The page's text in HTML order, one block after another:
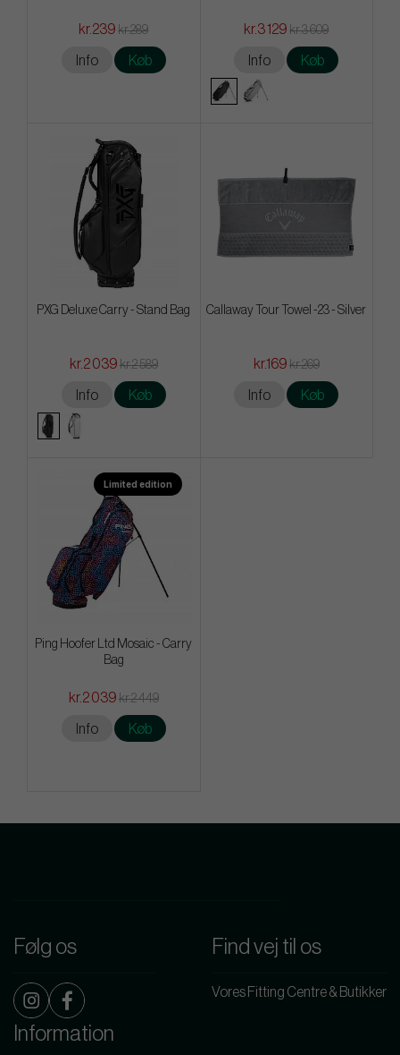
kr.239 kr.289
Info Køb
kr.3 129 kr.3 609
Info Køb
PXG Deluxe Carry - Stand Bag
kr.2 039 kr.2 589
Info Køb
Callaway Tour Towel -23 - Silver
kr.169 kr.269
Info Køb
Limited edition
Ping Hoofer Ltd Mosaic - Carry
Bag
kr.2 039 kr.2 449
Info Køb
Følg os Find vej til os
Vores Fitting Centre & Butikker
Information